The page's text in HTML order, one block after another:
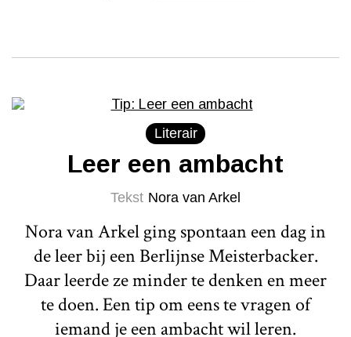
Literair
Leer een ambacht
Tekst Nora van Arkel
Nora van Arkel ging spontaan een dag in
de leer bij een Berlijnse Meisterbacker.
Daar leerde ze minder te denken en meer
te doen. Een tip om eens te vragen of
iemand je een ambacht wil leren.